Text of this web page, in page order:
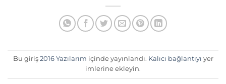
Bu giriş 2016 Yazılarım içinde yayınlandı. Kalıcı bağlantıyı yer
imlerine ekleyin.